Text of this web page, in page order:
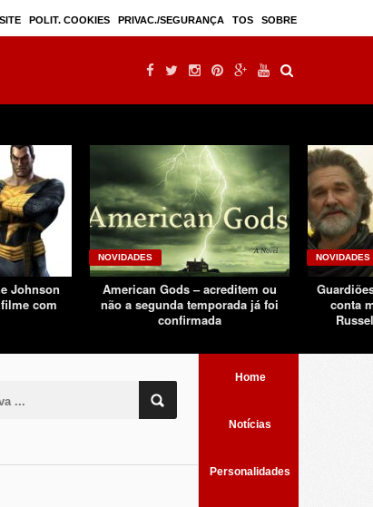
Mulan – filme live-action seguindo sucesso d ...
POLIT. COOKIES PRIVAC./SEGURANÇA TOS SOBRE
Johnson
com
NOVIDADES
American Gods – acreditem ou
não a segunda temporada já foi
confirmada
NOVIDADES
conta
Home
Notícias
Personalidades